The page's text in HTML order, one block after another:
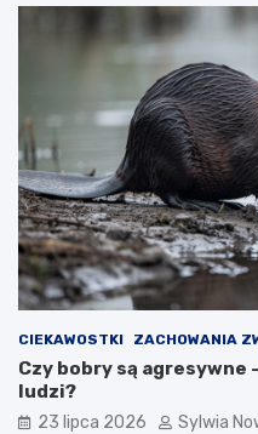
CIEKAWOSTKI ZACHOWANIA
Czy bobry są agresywne
ludzi?
23 lipca 2026 Sylwia